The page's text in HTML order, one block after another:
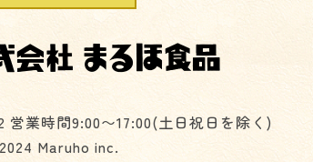
営業時間9:00〜17:00(土日祝日を除く)
Maruho inc.